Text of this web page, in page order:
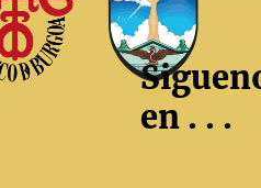
en . . .